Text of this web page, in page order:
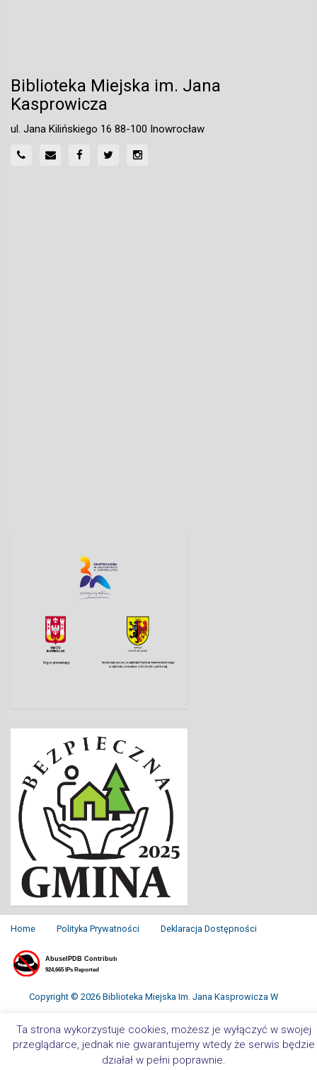
Biblioteka Miejska im. Jana
Kasprowicza
ul. Jana Kilińskiego 16 88-100 Inowrocław
Home Polityka Prywatności Deklaracja Dostępności
Copyright © 2026 Biblioteka Miejska Im. Jana Kasprowicza W
Inowrocławiu. All Rights Reserved.
Ta strona wykorzystuje cookies, możesz je wyłączyć w swojej
przeglądarce, jednak nie gwarantujemy wtedy że serwis będzie
działał w pełni poprawnie.